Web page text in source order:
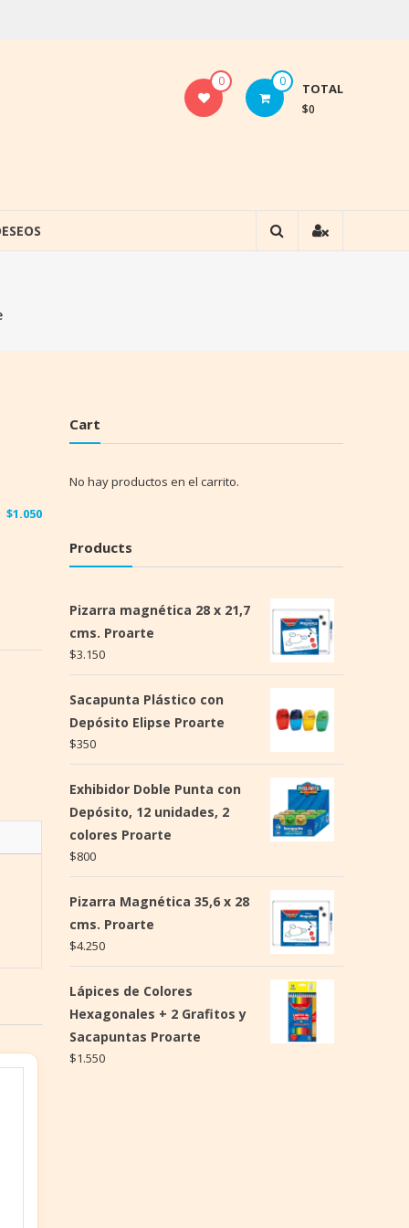
0 0 TOTAL
$0
$1.050
Cart
No hay productos en el carrito.
Products
Pizarra magnética 28 x 21,7
cms. Proarte
$3.150
Sacapunta Plástico con
Depósito Elipse Proarte
$350
Exhibidor Doble Punta con
Depósito, 12 unidades, 2
colores Proarte
$800
Pizarra Magnética 35,6 x 28
cms. Proarte
$4.250
Lápices de Colores
Hexagonales + 2 Grafitos y
Sacapuntas Proarte
$1.550